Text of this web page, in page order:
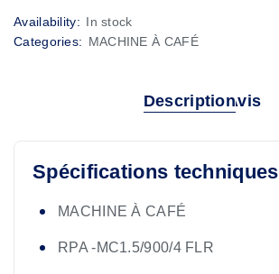
Availability: In stock
Categories: MACHINE À CAFÉ
DescriptionAvis
Spécifications techniques
MACHINE À CAFÉ
RPA -MC1.5/900/4 FLR